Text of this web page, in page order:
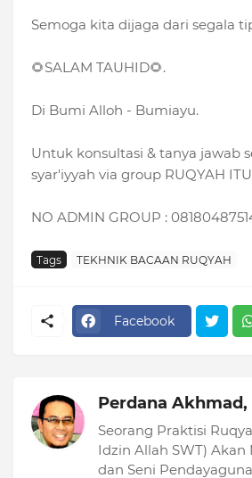
Semoga kita dijaga dari segala
🌻SALAM TAUHID🌻.
Di Bumi Alloh - Bumiayu.
Untuk konsultasi & tanya jawab
syar'iyyah via group RUQYAH
NO ADMIN GROUP :
Tags TEKHNIK BACAAN RUQYAH
Facebook
Perdana Akhmad,
Seorang Praktisi
Idzin Allah SWT)
dan Seni